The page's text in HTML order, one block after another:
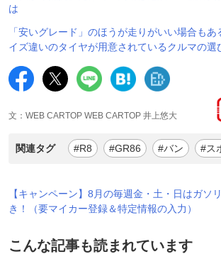
は
「安いグレード」のほうが走りがいい場合も
イズ違いのタイヤが用意されているクルマの選
文：WEB CARTOP WEB CARTOP 井上悠大
関連タグ #R8 #GR86 #バン #ス
【キャンペーン】8月の毎週金・土・日はガソ
き！（要マイカー登録＆特定情報の入力）
こんな記事も読まれています